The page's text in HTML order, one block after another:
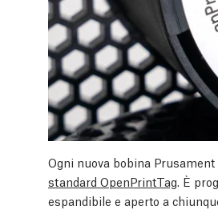
Ogni nuova bobina
standard OpenPrintTag. È
espandibile e aperto a